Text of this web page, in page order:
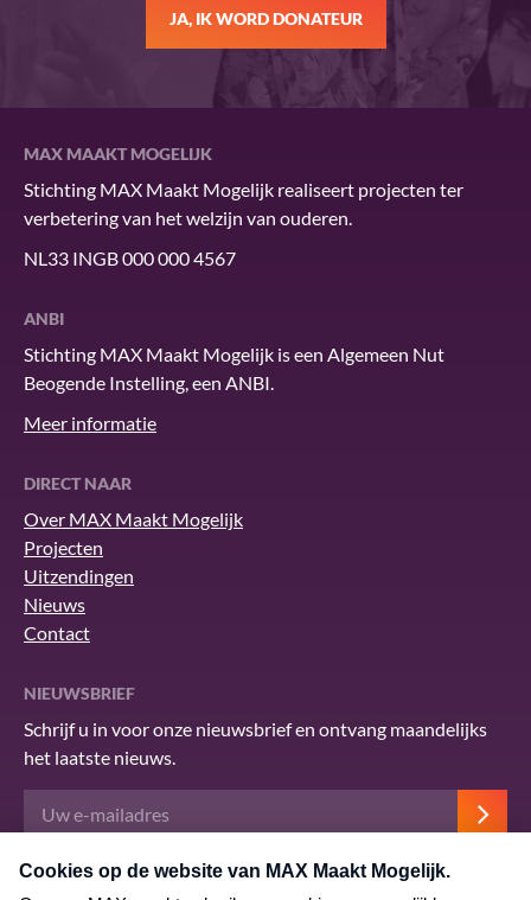
JA, IK WORD DONATEUR
MAX MAAKT MOGELIJK
Stichting MAX Maakt Mogelijk realiseert projecten ter
verbetering van het welzijn van ouderen.
NL33 INGB 000 000 4567
ANBI
Stichting MAX Maakt Mogelijk is een Algemeen Nut
Beogende Instelling, een ANBI.
Meer informatie
DIRECT NAAR
Over MAX Maakt Mogelijk
Projecten
Uitzendingen
Nieuws
Contact
NIEUWSBRIEF
Schrijf u in voor onze nieuwsbrief en ontvang maandelijks
het laatste nieuws.
Deze site wordt beschermd door reCAPTCHA en het Googleprivacybeleid.
servicevoorwaarden